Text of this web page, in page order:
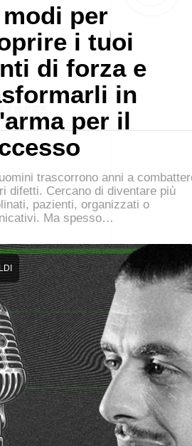
modi per
i tuoi
di forza e
in
per il
trascorrono anni a
difetti. Cercano di diventare più
pazienti, organizzati o
Ma spesso…